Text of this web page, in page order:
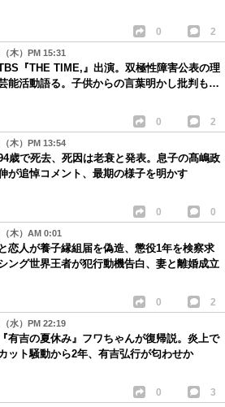
0 2
木）PM 15:31
『THE TIME,』出演。双極性障害公表の理
能活動語る。子供からの言葉明かし批判も…
0 2
木）PM 13:54
歳で死去、死因は老衰と発表。息子の髙嶋政
が追悼コメント、最期の様子を明かす
0 0
木）AM 0:01
恋人が養子縁組届を偽造、懲役1年を検察求
ング世界王者が犯行動機告白、妻と離婚成立
0 2
水）PM 22:19
有吉の夏休み』フワちゃんが復帰説。炎上で
ット騒動から2年、有吉弘行が匂わせか
0 3